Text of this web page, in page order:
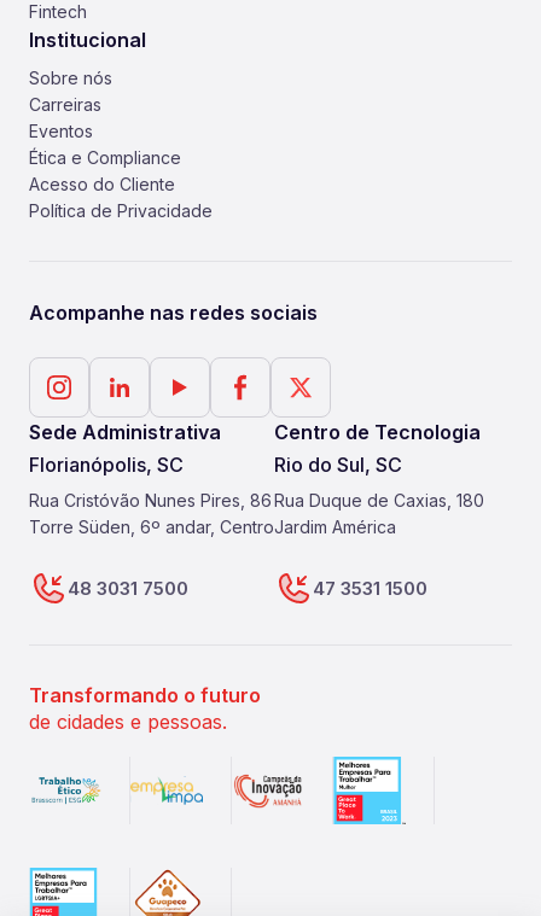
Fintech
Institucional
Sobre nós
Carreiras
Eventos
Ética e Compliance
Acesso do Cliente
Política de Privacidade
Acompanhe nas redes sociais
Sede Administrativa
Florianópolis, SC
Rua Cristóvão Nunes Pires, 86
Torre Süden, 6º andar, Centro
48 3031 7500
Centro de Tecnologia
Rio do Sul, SC
Rua Duque de Caxias, 180
Jardim América
47 3531 1500
Transformando o futuro
de cidades e pessoas.